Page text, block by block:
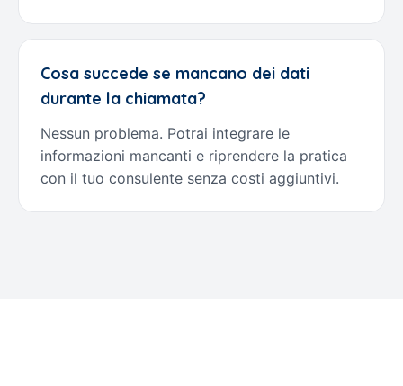
Cosa succede se mancano dei dati
durante la chiamata?
Nessun problema. Potrai integrare le
informazioni mancanti e riprendere la pratica
con il tuo consulente senza costi aggiuntivi.